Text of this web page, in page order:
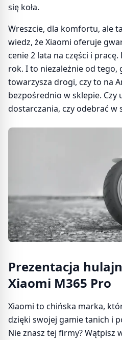
się koła.
Wreszcie, dla komfortu, ale
wiedz, że Xiaomi oferuje
cenie 2 lata na części i
rok. I to niezależnie od tego,
towarzysza drogi, czy to na
bezpośrednio w sklepie. Czy
dostarczania, czy odebrać w
Prezentacja
Xiaomi M365 Pro
Xiaomi to chińska marka,
dzięki swojej gamie tanich i
Nie znasz tej firmy? Wątpisz